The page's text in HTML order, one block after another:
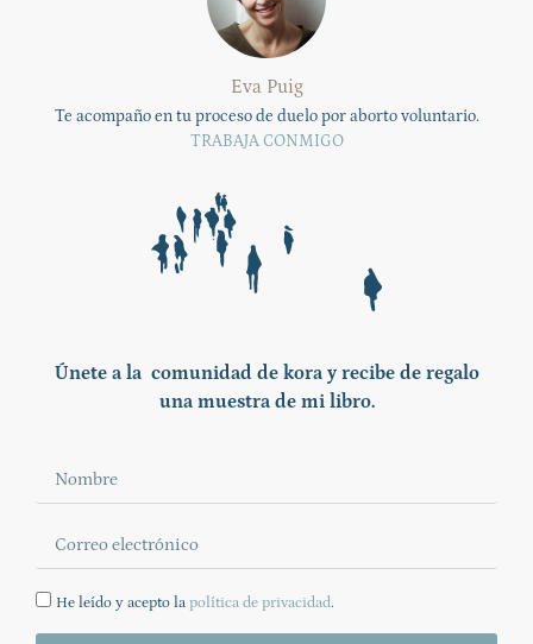
Eva Puig
Te acompaño en tu proceso de duelo por aborto voluntario.
TRABAJA CONMIGO
Únete a la comunidad de kora y recibe de regalo
una muestra de mi libro.
He leído y acepto la política de privacidad.